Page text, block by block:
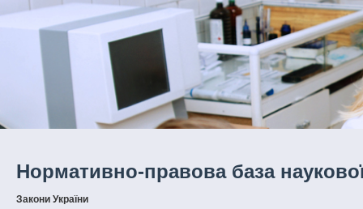
Нормативно-правова база
Закони України